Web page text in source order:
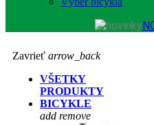
Zavrieť arrow_back
VŠETKY
PRODUKTY
BICYKLE
add remove